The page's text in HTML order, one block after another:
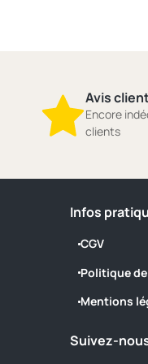
Avis
Encore
clients
Infos
CGV
Politique
Mentions
Suivez-